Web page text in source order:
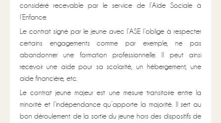
considéré recevable par le service de l’Aide Sociale à
l’Enfance.
Le contrat signé par le jeune avec l’ASE l’oblige à respecter
certains engagements comme par exemple, ne pas
abandonner une formation professionnelle. Il peut ainsi
recevoir une aide pour sa scolarité, un hébergement, une
aide financière, etc.
Le contrat jeune majeur est une mesure transitoire entre la
minorité et l’indépendance qu’apporte la majorité. Il sert au
bon déroulement de la sortie du jeune hors des dispositifs de